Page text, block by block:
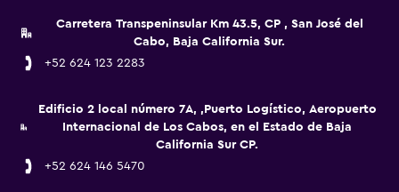
Carretera Transpeninsular Km 43.5, CP , San José del
Cabo, Baja California Sur.
+52 624 123 2283
Edificio 2 local número 7A, ,Puerto Logístico, Aeropuerto
Internacional de Los Cabos, en el Estado de Baja
California Sur CP.
+52 624 146 5470